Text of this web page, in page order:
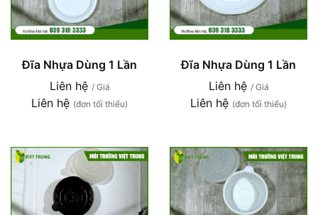
Đĩa Nhựa Dùng 1 Lần
Liên hệ / Giá
Liên hệ (đơn tối thiểu)
Đĩa Nhựa Dùng 1 Lần
Liên hệ / Giá
Liên hệ (đơn tối thiểu)